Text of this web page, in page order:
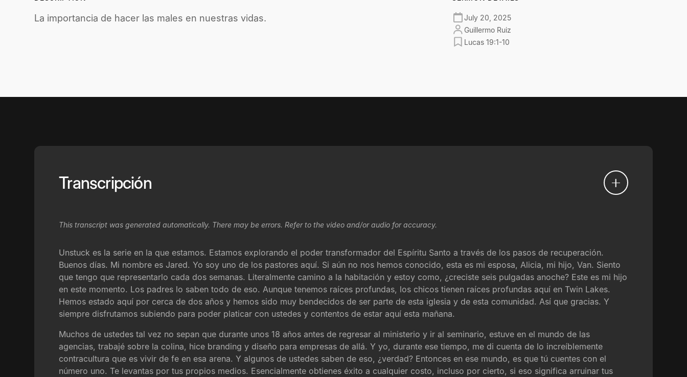
La importancia de hacer las males en nuestras vidas.
July 20, 2025
Guillermo Ruiz
Lucas 19:1-10
Transcripción
This transcript was generated automatically. There may be errors. Refer to the video and/or audio for accuracy.
Unstuck es la serie en la que estamos. Estamos explorando el poder transformador del Espíritu Santo a través de los pasos de recuperación.
Buenos días. Mi nombre es Jared. Yo soy uno de los pastores aquí. Si aún no nos hemos conocido, esta es mi esposa, Alicia, mi hijo, Van. Siento
que tengo que representarlo cada dos semanas. Literalmente camino a la habitación y estoy como, ¿creciste seis pulgadas anoche? Este es mi hijo
en este momento. Los padres lo saben todo de eso. Aunque tenemos raíces profundas, los chicos tienen raíces profundas aquí en Twin Lakes.
Hemos estado aquí por cerca de dos años y hemos sido muy bendecidos de ser parte de esta iglesia y de esta comunidad. Así que gracias. Y
siempre disfrutamos subiendo para poder platicar con ustedes y contentos de estar aquí esta mañana.
Muchos de ustedes tal vez no sepan que durante unos 18 años antes de regresar al ministerio y ir al seminario, estuve en el mundo de las
agencias, trabajé sobre la colina, hice branding y diseño para empresas de allá. Y yo, durante ese tiempo, me di cuenta de lo increíblemente
contracultura que es vivir de fe en esa arena. Y algunos de ustedes saben de eso, ¿verdad? Entonces en ese mundo, es que tú cuentes con el
número uno. Te levantas por tus propios medios. Esencialmente obtienes éxito a cualquier costo, incluso por cierto, si eso significa arruinar tus